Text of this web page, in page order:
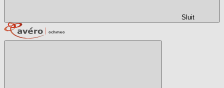
Sluit